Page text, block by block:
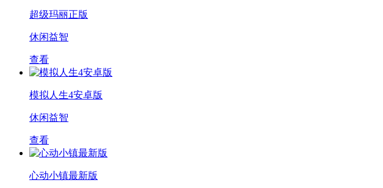
超级玛丽正版
休闲益智
查看
模拟人生4安卓版
休闲益智
查看
心动小镇最新版